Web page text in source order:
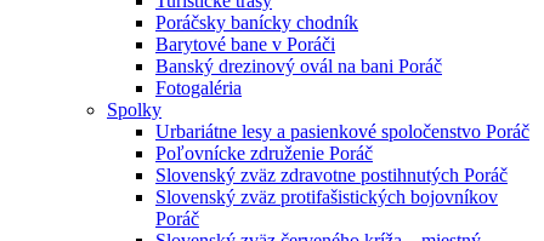
Poráčsky banícky chodník
Barytové bane v Poráči
Banský drezinový ovál na bani Poráč
Fotogaléria
Spolky
Urbariátne lesy a pasienkové spoločenstvo Poráč
Poľovnícke združenie Poráč
Slovenský zväz zdravotne postihnutých Poráč
Slovenský zväz protifašistických bojovníkov
Poráč